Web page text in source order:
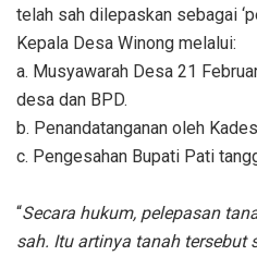
telah sah dilepaskan sebagai
Kepala Desa Winong melalui:
a. Musyawarah Desa 21
desa dan BPD.
b. Penandatanganan oleh
c. Pengesahan Bupati Pati
“Secara hukum, pelepasan
sah. Itu artinya tanah tersebut